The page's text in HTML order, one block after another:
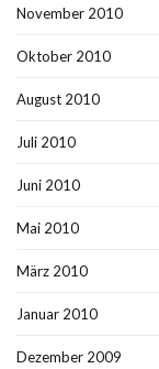
November 2010
Oktober 2010
August 2010
Juli 2010
Juni 2010
Mai 2010
März 2010
Januar 2010
Dezember 2009